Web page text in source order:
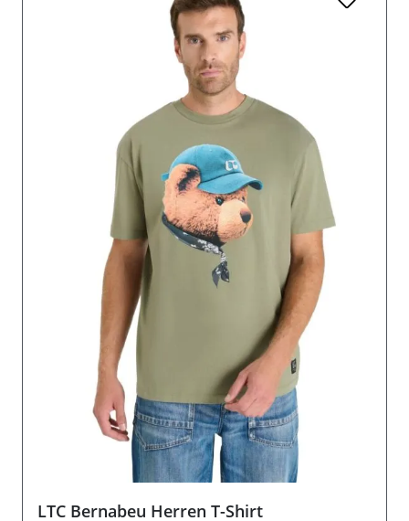
LTC Bernabeu Herren T-Shirt